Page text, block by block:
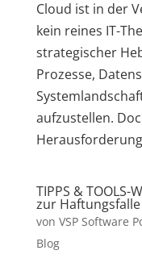
Cloud ist in der
kein reines IT-
strategischer
Prozesse,
aufzustellen.
TIPPS &
zur
von VSP Software
Blog